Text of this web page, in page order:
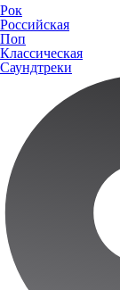
Рок
Российская
Поп
Классическая
Саундтреки